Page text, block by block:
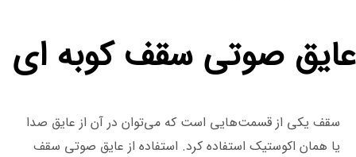
عایق صوتی سقف کوبه ای
سقف یکی از قسمت‌هایی است که می‌توان در آن از عایق‌ صدا
یا همان اکوستیک استفاده کرد. استفاده از عایق صوتی سقف